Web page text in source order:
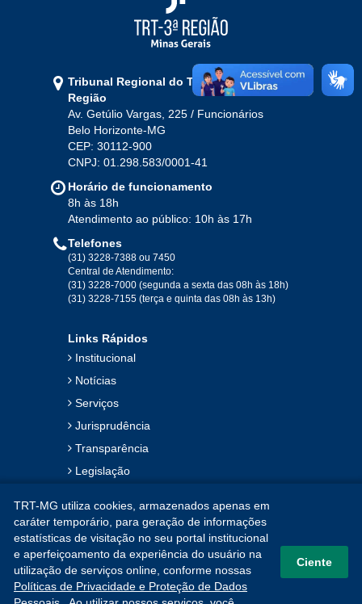
Tribunal Regional do Trabalho da 3ª
Região
Av. Getúlio Vargas, 225 / Funcionários
Belo Horizonte-MG
CEP: 30112-900
CNPJ: 01.298.583/0001-41
Horário de funcionamento
8h às 18h
Atendimento ao público: 10h às 17h
Telefones
(31) 3228-7388 ou 7450
Central de Atendimento:
(31) 3228-7000 (segunda a sexta das 08h às 18h)
(31) 3228-7155 (terça e quinta das 08h às 13h)
Links Rápidos
Institucional
Notícias
Serviços
Jurisprudência
Transparência
Legislação
Contato
Mapa do Site
TRT-MG utiliza cookies, armazenados apenas em
caráter temporário, para geração de informações
estatísticas de visitação no seu portal institucional
e aperfeiçoamento da experiência do usuário na
utilização de serviços online, conforme nossas
Políticas de Privacidade e Proteção de Dados
Ciente